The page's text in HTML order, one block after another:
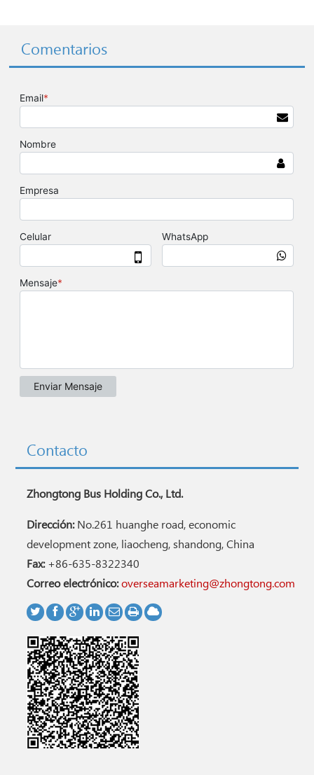
Comentarios
Contacto
Zhongtong Bus Holding Co., Ltd.
Dirección:No.261 huanghe road, economic
development zone, liaocheng, shandong, China
Fax:+86-635-8322340
Correo electrónico:overseamarketing@zhongtong.com